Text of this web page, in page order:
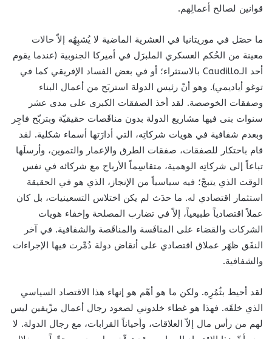
قوانين لصالح أعمالِهم.
ما حصَل في موريتانيا في العشرية الماضية لا يُشبِهُه إلاّ حالات
معينة من الحُكم العسكري الملبرَل في أميركا الجنوبية (عندما يقوم
أحد الـCaudillo بالاستثراء؛ أو في بعض الفساد الإفريقي كما في
توغو أياديمي). وهو أنّ رئيس الدولة استربَح من أعمال البناء
وصفقات الخوصصة. لقد أخذ الصفقات الكبرى على مدى عشر
سنوات بنى فيها مشاريع الدولة بدون مناقَصات حقيقيّة وبتربّح فاجِر
وبعدم شفافية في هويات شركاتِه، التي أدارَتها أسماء شكلية. لقد
قام باحتكار للصفقات، صفقات الطرق والإعمار والتموين، وأرسلَها
تباعاً إلى شركاتِه الوهمية، متقاسِماً الأرباح مع شركائه في نفس
الوقت الذي يتبجّ؛ فيه سياسياً من الإنجاز، الذي هو في الحقيقة
استثمار اقتصادي له. ما حدَث لم يكن اختلاس التسعينيات، بل كان
عملاً اقتصادياً طبيعياً، إلاّ في تضارب المصلحة وإخفاء هويات
الشركات والقضاء على المنافَسة والمناقَصة والشفافية. في آخر
النفَق ظهَر عملاق اقتصادي على أنقاض دولة دُمِّرت فيها الإجراءات
والشفافية.
لقد أحيط بثُمُرِه. ولكن ما هو أهّم هو إنهاء هذا الاقتصاد السياسي
الذي خلقَه. فهذا هو غطاء خلدوني لصعود رجال أعمال مزّيفين ليس
لهم من رأس مال إلاّ العلاقات، وأحياناً القرابات، مع رجال الدولة. لا